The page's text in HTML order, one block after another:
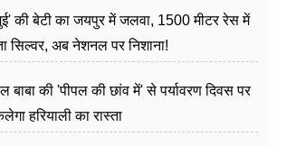
की बेटी का जयपुर में जलवा, 1500 मीटर रेस में
सिल्वर, अब नेशनल पर निशाना!
बाबा की 'पीपल की छांव में' से पर्यावरण दिवस पर
हरियाली का रास्ता